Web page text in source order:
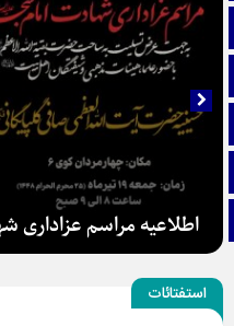
تماس با ما
آپارات
تلگراماطلاعیه مراسم عزاداری
استفتائات